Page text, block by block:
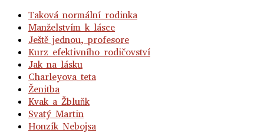
Taková normální rodinka
Manželstvím k lásce
Ještě jednou, profesore
Kurz efektivního rodičovství
Jak na lásku
Charleyova teta
Ženitba
Kvak a Žbluňk
Svatý Martin
Honzík Nebojsa